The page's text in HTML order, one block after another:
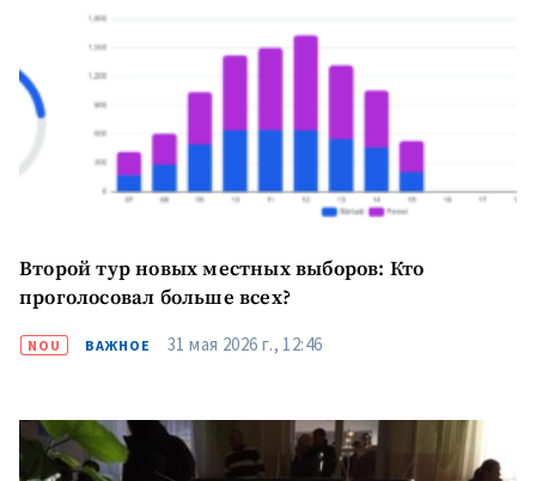
Второй тур новых местных выборов: Кто
проголосовал больше всех?
NOU ВАЖНОЕ 31 мая 2026 г., 12:46